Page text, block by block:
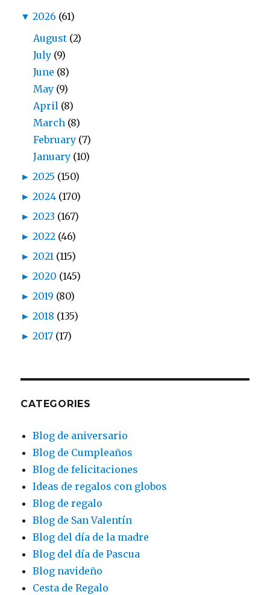
▼ 2026 (61)
August (2)
July (9)
June (8)
May (9)
April (8)
March (8)
February (7)
January (10)
► 2025 (150)
► 2024 (170)
► 2023 (167)
► 2022 (46)
► 2021 (115)
► 2020 (145)
► 2019 (80)
► 2018 (135)
► 2017 (17)
CATEGORIES
Blog de aniversario
Blog de Cumpleaños
Blog de felicitaciones
Ideas de regalos con globos
Blog de regalo
Blog de San Valentín
Blog del día de la madre
Blog del día de Pascua
Blog navideño
Cesta de Regalo